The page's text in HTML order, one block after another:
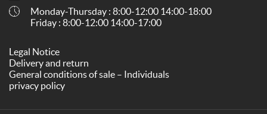
Monday-Thursday : 8:00-12:00 14:00-18:00
Friday : 8:00-12:00 14:00-17:00
Legal Notice
Delivery and return
General conditions of sale – Individuals
privacy policy